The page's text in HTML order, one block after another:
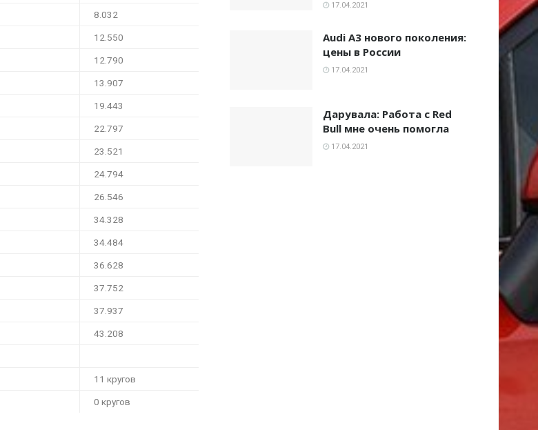
8.032
12.550
12.790
13.907
19.443
22.797
23.521
24.794
26.546
34.328
34.484
36.628
37.752
37.937
43.208
11 кругов
0 кругов
17.04.2021
Audi A3 нового поколения:
цены в России
17.04.2021
Дарувала: Работа с Red
Bull мне очень помогла
17.04.2021